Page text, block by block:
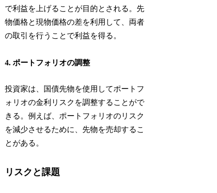
で利益を上げることが目的とされる。先
物価格と現物価格の差を利用して、両者
の取引を行うことで利益を得る。
4. ポートフォリオの調整
投資家は、国債先物を使用してポートフ
ォリオの金利リスクを調整することがで
きる。例えば、ポートフォリオのリスク
を減少させるために、先物を売却するこ
とがある。
リスクと課題